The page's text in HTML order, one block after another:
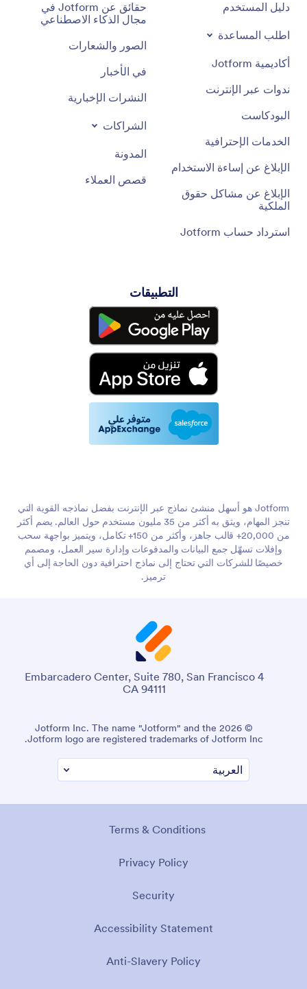
دليل المستخدم
اطلب المساعدة
أكاديمية Jotform
ندوات عبر الإنترنت
البودكاست
الخدمات الإحترافية
الإبلاغ عن إساءة الاستخدام
الإبلاغ عن مشاكل حقوق
الملكية
استرداد حساب Jotform
حقائق عن Jotform في
مجال الذكاء الاصطناعي
الصور والشعارات
في الأخبار
النشرات الإخبارية
الشراكات
المدونة
قصص العملاء
التطبيقات
Jotform هو أسهل منشئ نماذج عبر الإنترنت بفضل نماذجه القوية التي
تنجز المهام، ويثق به أكثر من 35 مليون مستخدم حول العالم. يضم أكثر
من 20,000+ قالب جاهز، وأكثر من 150+ تكامل، ويتميز بواجهة سحب
وإفلات تسهّل جمع البيانات والمدفوعات وإدارة سير العمل، ومصمم
خصيصًا للشركات التي تحتاج إلى نماذج احترافية دون الحاجة إلى أي
ترميز.
4 Embarcadero Center, Suite 780, San Francisco
CA 94111
© 2026 Jotform Inc. The name "Jotform" and the
Jotform logo are registered trademarks of Jotform Inc.
Terms & Conditions
Privacy Policy
Security
Accessibility Statement
Anti-Slavery Policy